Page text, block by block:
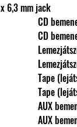
x 6,3 mm jack
CD
CD